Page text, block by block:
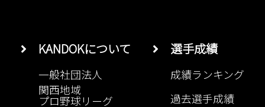
KANDOKについて
一般社団法人
関西地域
プロ野球リーグ
選手成績
成績ランキング
過去選手成績